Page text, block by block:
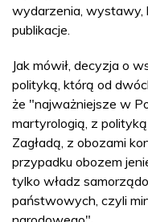
wydarzenia, wystawy,
publikacje.
Jak mówił, decyzja o
polityką, którą od
że "najważniejsze w
martyrologią, z
Zagładą, z obozami
przypadku obozem
tylko władz
państwowych, czyli